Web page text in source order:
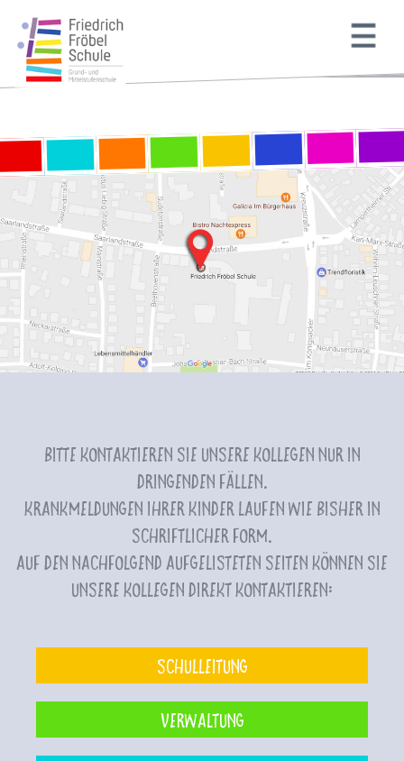
Bitte kontaktieren Sie unsere Kollegen nur in
dringenden Fällen.
Krankmeldungen Ihrer Kinder laufen wie bisher in
schriftlicher Form.
Auf den nachfolgend aufgelisteten Seiten können Sie
unsere Kollegen direkt kontaktieren:
Schulleitung
Verwaltung